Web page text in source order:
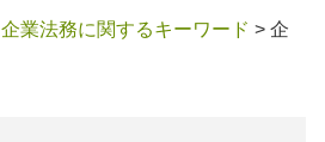
企業法務に関するキーワード > 企